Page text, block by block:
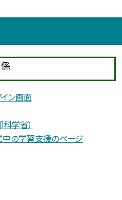
ン画面
学省）
の学習支援のページ